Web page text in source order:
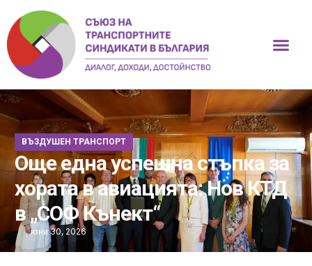
ВЪЗДУШЕН ТРАНСПОРТ
Още една успешна стъпка за
хората в авиацията: Нов КТД
в „СОФ Кънект“
юни 30, 2026